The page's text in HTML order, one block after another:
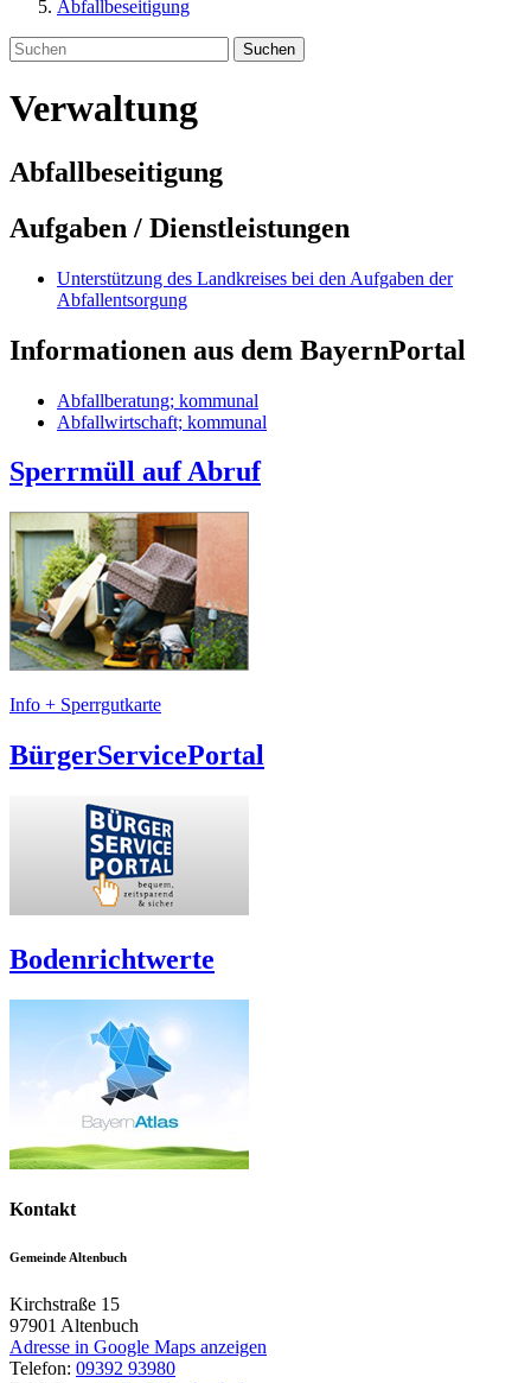
Abfallbeseitigung
Suchen
Verwaltung
Abfallbeseitigung
Aufgaben / Dienstleistungen
Unterstützung des Landkreises bei den Aufgaben der
Abfallentsorgung
Informationen aus dem BayernPortal
Abfallberatung; kommunal
Abfallwirtschaft; kommunal
Sperrmüll auf Abruf
Info + Sperrgutkarte
BürgerServicePortal
Bodenrichtwerte
Kontakt
Gemeinde Altenbuch
Kirchstraße 15
97901 Altenbuch
Adresse in Google Maps anzeigen
Telefon: 09392 93980